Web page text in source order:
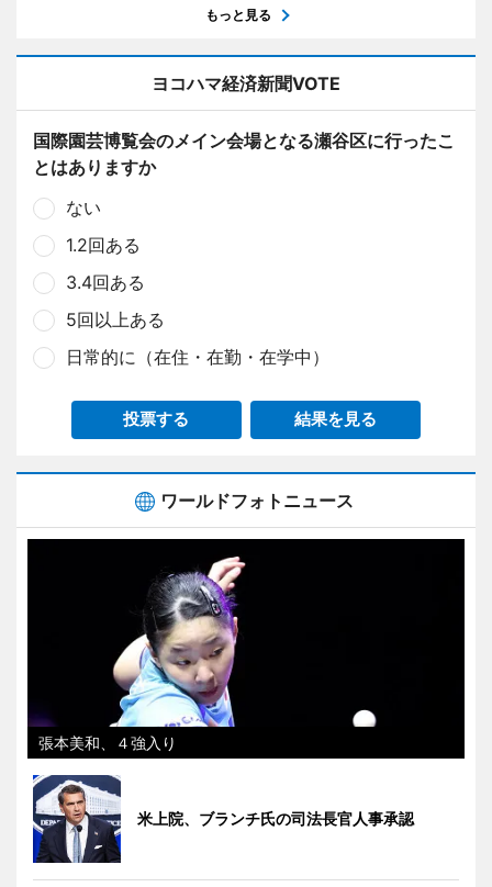
もっと見る
ヨコハマ経済新聞VOTE
国際園芸博覧会のメイン会場となる瀬谷区に行ったこ
とはありますか
ない
1.2回ある
3.4回ある
5回以上ある
日常的に（在住・在勤・在学中）
投票する 結果を見る
ワールドフォトニュース
張本美和、４強入り
米上院、ブランチ氏の司法長官人事承認